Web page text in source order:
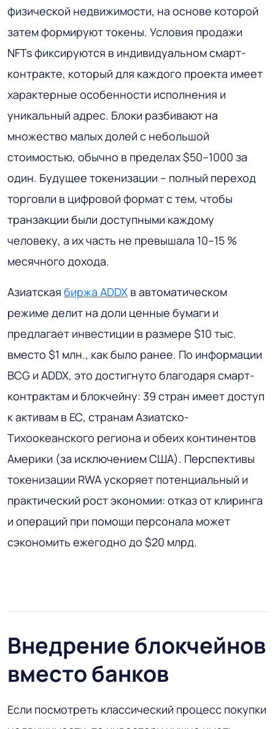
физической недвижимости, на основе которой
затем формируют токены. Условия продажи
NFTs фиксируются в индивидуальном смарт-
контракте, который для каждого проекта имеет
характерные особенности исполнения и
уникальный адрес. Блоки разбивают на
множество малых долей с небольшой
стоимостью, обычно в пределах $50–1000 за
один. Будущее токенизации – полный переход
торговли в цифровой формат с тем, чтобы
транзакции были доступными каждому
человеку, а их часть не превышала 10–15 %
месячного дохода.
Азиатская биржа ADDX в автоматическом
режиме делит на доли ценные бумаги и
предлагает инвестиции в размере $10 тыс.
вместо $1 млн., как было ранее. По информации
BCG и ADDX, это достигнуто благодаря смарт-
контрактам и блокчейну: 39 стран имеет доступ
к активам в ЕС, странам Азиатско-
Тихоокеанского региона и обеих континентов
Америки (за исключением США). Перспективы
токенизации RWA ускоряет потенциальный и
практический рост экономии: отказ от клиринга
и операций при помощи персонала может
сэкономить ежегодно до $20 млрд.
Внедрение блокчейнов
вместо банков
Если посмотреть классический процесс покупки